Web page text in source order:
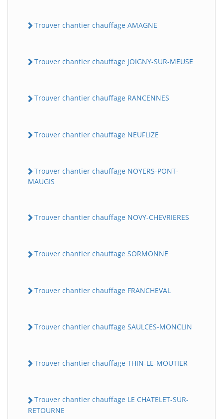
Trouver chantier chauffage AMAGNE
Trouver chantier chauffage JOIGNY-SUR-MEUSE
Trouver chantier chauffage RANCENNES
Trouver chantier chauffage NEUFLIZE
Trouver chantier chauffage NOYERS-PONT-
MAUGIS
Trouver chantier chauffage NOVY-CHEVRIERES
Trouver chantier chauffage SORMONNE
Trouver chantier chauffage FRANCHEVAL
Trouver chantier chauffage SAULCES-MONCLIN
Trouver chantier chauffage THIN-LE-MOUTIER
Trouver chantier chauffage LE CHATELET-SUR-
RETOURNE